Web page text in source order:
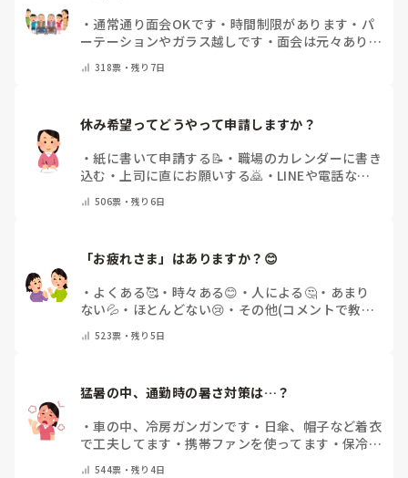
・ 通常通り面会OKです ・ 時間制限があります ・ パ
ーテーションやガラス越しです ・ 面会は元々ありま
318票・残り7日
休み希望ってどうやって申請しますか？
・紙に書いて申請する📝 ・ 職場のカレンダーに書き
込む ・ 上司に直にお願いする🙇 ・ LINEや電話など
506票・残り6日
「お疲れさま」はありますか？😊
・ よくある🥰 ・ 時々ある😊 ・ 人による🤔 ・ あまり
ない💦 ・ ほとんどない😢 ・ その他(コメントで教え
523票・残り5日
猛暑の中、通勤時の暑さ対策は…？
・車の中、冷房ガンガンです ・ 日傘、帽子など着衣
で工夫してます ・携帯ファンを使ってます ・ 保冷剤
544票・残り4日